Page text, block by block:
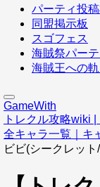
パーティ投
同盟掲示板
スゴフェス
海賊祭パーテ
海賊王への
GameWith
トレクル攻略wiki
全キャラ一覧｜キ
ビビ(シークレッ